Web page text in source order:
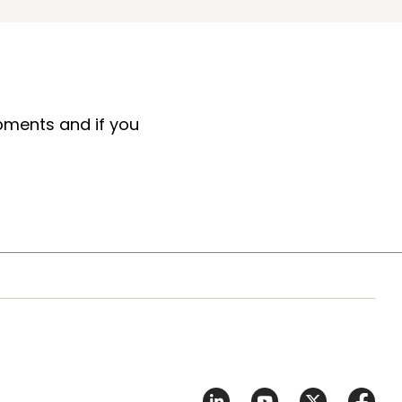
and if you